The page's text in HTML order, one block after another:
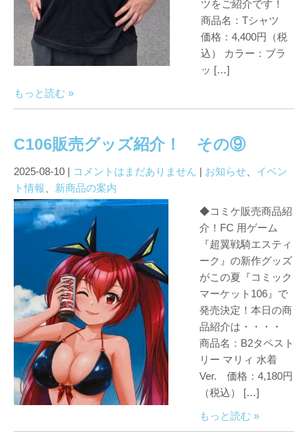
ツをご紹介です！
商品名：Tシャツ
価格：4,400円（税
込） カラー：ブラ
ッ […]
もっと読む »
C106販売グッズ紹介！ その⑨
2025-08-10 | コメントはまだありません | お知らせ
イベン
ト情報
新商品の案内
◆コミケ販売商品紹
介！FC 用ゲーム
『超翼戦騎エスティ
ーク』の新作グッズ
がこの夏『コミック
マーケット106』で
発売決定！本日の商
品紹介は・・・・
商品名：B2タペスト
リー マリィ 水着
Ver. 価格：4,180円
（税込） […]
もっと読む »